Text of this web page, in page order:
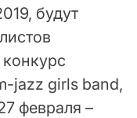
будут
jazz girls band,
февраля –